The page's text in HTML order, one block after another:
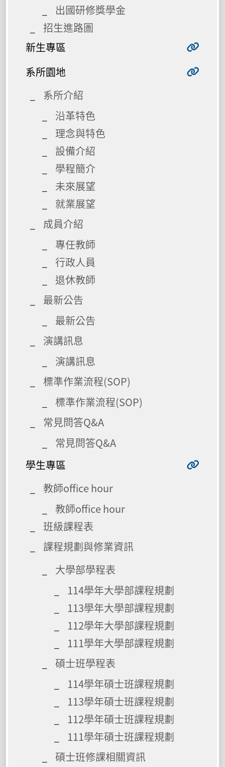
出國研修獎學金
招生進路圖
新生專區
系所園地
系所介紹
沿革特色
理念與特色
設備介紹
學程簡介
未來展望
就業展望
成員介紹
專任教師
行政人員
退休教師
最新公告
最新公告
演講訊息
演講訊息
標準作業流程(SOP)
標準作業流程(SOP)
常見問答Q&A
常見問答Q&A
學生專區
教師office hour
教師office hour
班級課程表
課程規劃與修業資訊
大學部學程表
114學年大學部課程規劃
113學年大學部課程規劃
112學年大學部課程規劃
111學年大學部課程規劃
碩士班學程表
114學年碩士班課程規劃
113學年碩士班課程規劃
112學年碩士班課程規劃
111學年碩士班課程規劃
碩士班修課相關資訊